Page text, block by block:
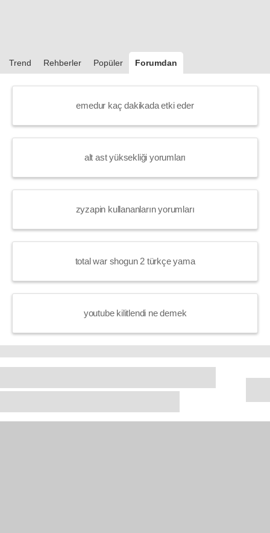
Trend Rehberler Popüler Forumdan
emedur kaç dakikada etki eder
alt ast yüksekliği yorumları
zyzapin kullananların yorumları
total war shogun 2 türkçe yama
youtube kilitlendi ne demek